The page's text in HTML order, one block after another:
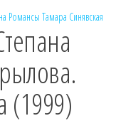
Романсы Тамара Синявская
(1999)